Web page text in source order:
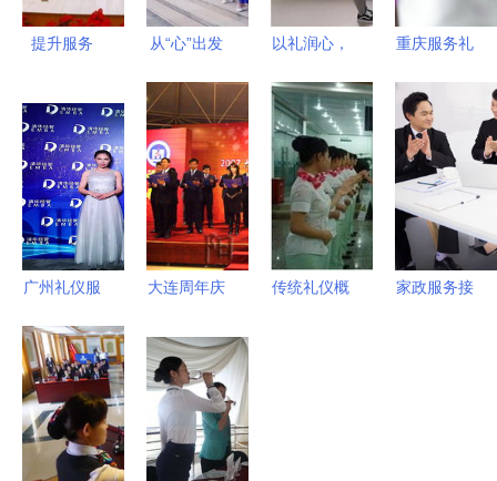
提升服务
医护服务质
量提升礼仪
培训的重要
性
从“心”出发
灵魂在于真
诚
以礼润心，
政务接待的
优雅之道
重庆服务礼
以待 全力
备战“五
一”文旅服
务高峰
广州礼仪服
挑选指南
专业与细节
并重
大连周年庆
礼仪服务
提升仪式感
与品牌形象
传统礼仪概
家政服务接